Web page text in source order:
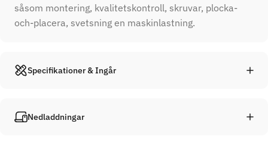
såsom montering, kvalitetskontroll, skruvar, plocka-
och-placera, svetsning en maskinlastning.
Specifikationer & Ingår
Nedladdningar